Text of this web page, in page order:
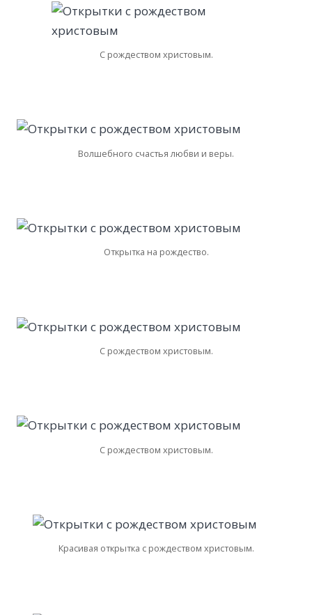
С рождеством христовым.
Волшебного счастья любви и веры.
Открытка на рождество.
С рождеством христовым.
С рождеством христовым.
Красивая открытка с рождеством христовым.